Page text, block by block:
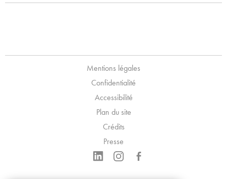
Mentions légales
Confidentialité
Accessibilité
Plan du site
Crédits
Presse